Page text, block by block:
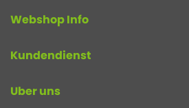
Webshop Info
Kundendienst
Uber uns